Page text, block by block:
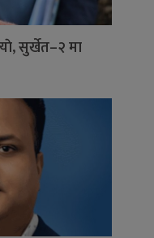
सुर्खेत–२ मा